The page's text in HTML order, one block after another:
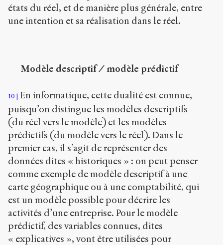
états du réel, et de manière plus générale, entre
une intention et sa réalisation dans le réel.
Modèle descriptif / modèle prédictif
10
En informatique, cette dualité est connue,
puisqu’on distingue les modèles descriptifs
(du réel vers le modèle) et les modèles
prédictifs (du modèle vers le réel). Dans le
premier cas, il s’agit de représenter des
données dites « historiques » : on peut penser
comme exemple de modèle descriptif à une
carte géographique ou à une comptabilité, qui
est un modèle possible pour décrire les
activités d’une entreprise. Pour le modèle
prédictif, des variables connues, dites
« explicatives », vont être utilisées pour